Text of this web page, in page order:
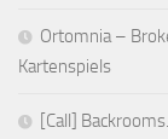
Ortomnia –
Kartenspiels
[Call]